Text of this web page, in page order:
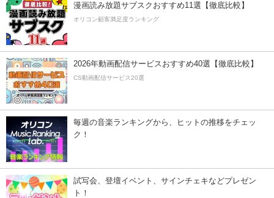
漫画読み放題サブスクおすすめ11選【徹底比較】
オリコン顧客満足度ランキング
2026年動画配信サービスおすすめ40選【徹底比較】
CS動画配信サービス20選
毎週の音楽ランキングから、ヒットの推移をチェッ
ク！
試写会、登壇イベント、サインチェキなどプレゼン
ト！